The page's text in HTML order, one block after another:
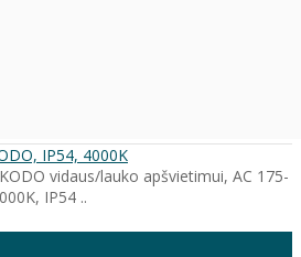
IP54, 4000K
vidaus/lauko apšvietimui, AC 175-
IP54 ..